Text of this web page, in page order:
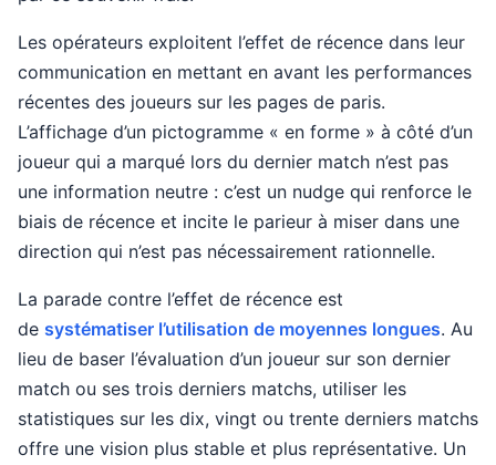
Les opérateurs exploitent l’effet de récence dans leur
communication en mettant en avant les performances
récentes des joueurs sur les pages de paris.
L’affichage d’un pictogramme « en forme » à côté d’un
joueur qui a marqué lors du dernier match n’est pas
une information neutre : c’est un nudge qui renforce le
biais de récence et incite le parieur à miser dans une
direction qui n’est pas nécessairement rationnelle.
La parade contre l’effet de récence est
de systématiser l’utilisation de moyennes longues. Au
lieu de baser l’évaluation d’un joueur sur son dernier
match ou ses trois derniers matchs, utiliser les
statistiques sur les dix, vingt ou trente derniers matchs
offre une vision plus stable et plus représentative. Un